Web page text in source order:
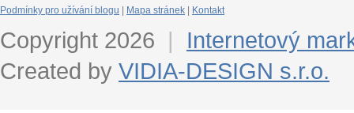
Podmínky pro užívání blogu Mapa stránek Kontakt
Copyright 2026 |
Internetový
Created by VIDIA-DESIGN s.r.o.